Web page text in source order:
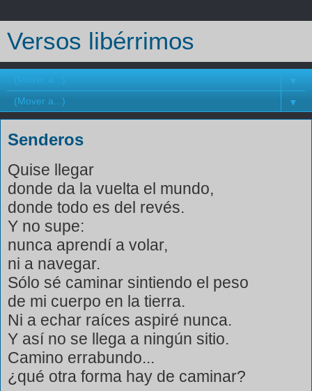
Versos libérrimos
▼
▼
Senderos
Quise llegar
donde da la vuelta el mundo,
donde todo es del revés.
Y no supe:
nunca aprendí a volar,
ni a navegar.
Sólo sé caminar sintiendo el peso
de mi cuerpo en la tierra.
Ni a echar raíces aspiré nunca.
Y así no se llega a ningún sitio.
Camino errabundo...
¿qué otra forma hay de caminar?